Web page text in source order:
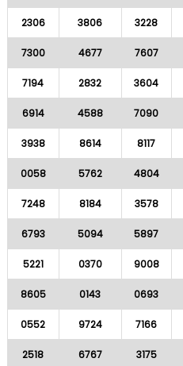
2306 3806 3228
7300 4677 7607
7194 2832 3604
6914 4588 7090
3938 8614 8117
0058 5762 4804
7248 8184 3578
6793 5094 5897
5221 0370 9008
8605 0143 0693
0552 9724 7166
2518 6767 3175